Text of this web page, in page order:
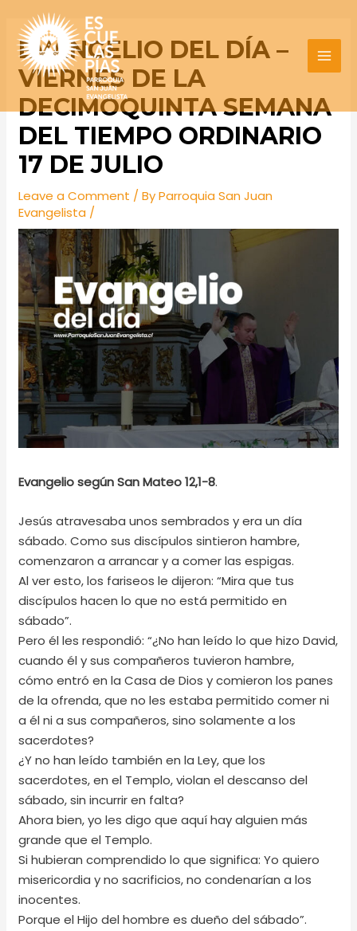
content
EVANGELIO DEL DÍA –
VIERNES DE LA
DECIMOQUINTA SEMANA
DEL TIEMPO ORDINARIO
17 DE JULIO
Leave a Comment / ByParroquia San Juan
Evangelista /
Evangelio según San Mateo 12,1-8.
Jesús atravesaba unos sembrados y era un día
sábado. Como sus discípulos sintieron hambre,
comenzaron a arrancar y a comer las espigas.
Al ver esto, los fariseos le dijeron: “Mira que tus
discípulos hacen lo que no está permitido en
sábado”.
Pero él les respondió: “¿No han leído lo que hizo David,
cuando él y sus compañeros tuvieron hambre,
cómo entró en la Casa de Dios y comieron los panes
de la ofrenda, que no les estaba permitido comer ni
a él ni a sus compañeros, sino solamente a los
sacerdotes?
¿Y no han leído también en la Ley, que los
sacerdotes, en el Templo, violan el descanso del
sábado, sin incurrir en falta?
Ahora bien, yo les digo que aquí hay alguien más
grande que el Templo.
Si hubieran comprendido lo que significa: Yo quiero
misericordia y no sacrificios, no condenarían a los
inocentes.
Porque el Hijo del hombre es dueño del sábado”.
Post
navigation